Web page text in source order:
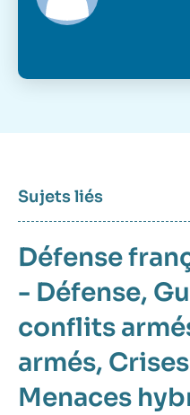
Sujets liés
Défense
- Défense
conflits
armés
Menaces